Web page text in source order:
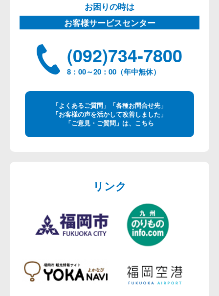
お困りの時は
お客様サービスセンター
(092)734-7800
8：00～20：00（年中無休）
「よくあるご質問」「各種お問合せ先」
「お客様の声を活かして改善しました」
「ご意見・ご質問」は、こちら
リンク